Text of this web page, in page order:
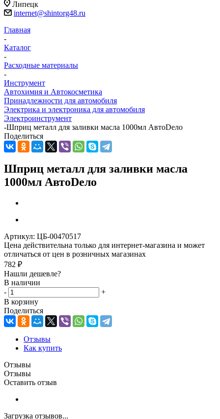
Липецк
internet@shintorg48.ru
Главная
-
Каталог
-
Расходные материалы
-
Инструмент
Автохимия и Автокосметика
Принадлежности для автомобиля
Электрика и электроника для автомобиля
Электроинструмент
-Шприц металл для заливки масла 1000мл АвтоDело
Поделиться
Шприц металл для заливки масла
1000мл АвтоDело
Артикул: ЦБ-00470517
Цена действительна только для интернет-магазина и может
отличаться от цен в розничных магазинах
782 ₽
Нашли дешевле?
В наличии
-
+
В корзину
Поделиться
Отзывы
Как купить
Отзывы
Отзывы
Оставить отзыв
Загрузка отзывов...